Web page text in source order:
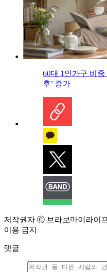
60대 1인가구 비중
후’ 증가
저작권자 ⓒ 브라보마이라이
이용 금지
댓글